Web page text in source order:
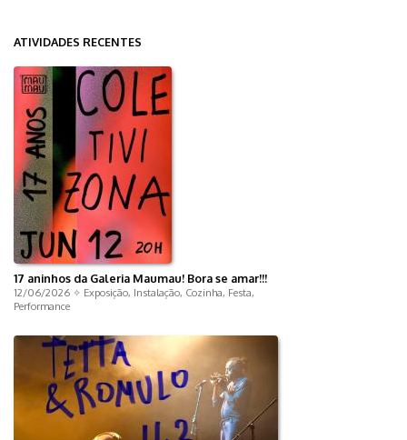
ATIVIDADES RECENTES
17 aninhos da Galeria Maumau! Bora se amar!!!
12/06/2026 ✧ Exposição, Instalação, Cozinha, Festa,
Performance